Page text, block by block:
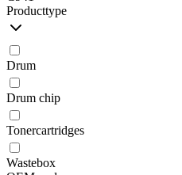
Producttype
Drum
Drum chip
Tonercartridges
Wastebox